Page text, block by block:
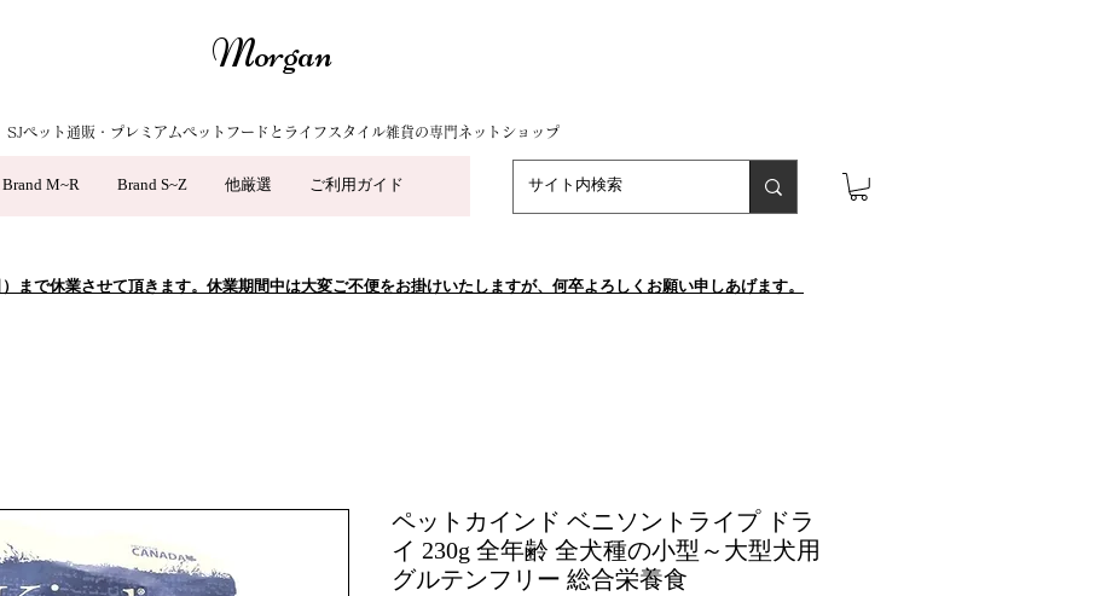
Morgan
SJペット通販・プレミアムペットフードとライフスタイル雑貨の専門ネットショップ
Brand M~R Brand S~Z 他厳選 ご利用ガイド
まで休業させて頂きます。休業期間中は大変ご不便をお掛けいたしますが、何卒よろしくお願い申しあげます。
ペットカインド ベニソントライプ ドラ
イ 230g 全年齢 全犬種の小型～大型犬用
グルテンフリー 総合栄養食